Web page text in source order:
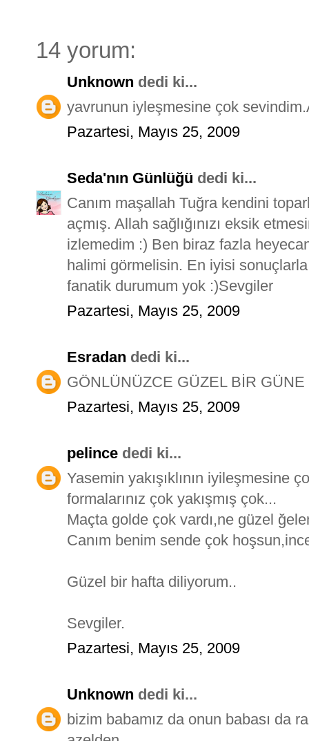
14 yorum:
Unknown dedi ki...
yavrunun iyleşmesine çok
Pazartesi, Mayıs 25, 2009
Seda'nın Günlüğü dedi ki...
Canım maşallah Tuğra kendini
açmış. Allah sağlığınızı eksik
izlemedim :) Ben biraz fazla
halimi görmelisin. En iyisi
fanatik durumum yok :)Sevgiler
Pazartesi, Mayıs 25, 2009
Esradan dedi ki...
GÖNLÜNÜZCE GÜZEL BİR
Pazartesi, Mayıs 25, 2009
pelince dedi ki...
Yasemin yakışıklının iyileşmesine
formalarınız çok yakışmış çok...
Maçta golde çok vardı,ne güzel
Canım benim sende çok
Güzel bir hafta diliyorum..
Sevgiler.
Pazartesi, Mayıs 25, 2009
Unknown dedi ki...
bizim babamız da onun babası da